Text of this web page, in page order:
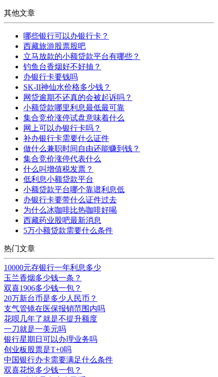
其他文章
哪些银行可以办银行卡？
西藏旅游股票股吧
立马放款的小额贷款平台有哪些？
钓鱼台香烟好不好抽？
办银行卡要钱吗
SK-II神仙水价格多少钱？
网贷逾期不还真的会被起诉吗？
小额贷款哪里利息最低最可靠
集合竞价涨停试盘意味着什么
网上可以办银行卡吗？
补办银行卡需要什么证件
做什么兼职时间自由还能赚到钱？
集合竞价涨停代表什么
什么叫增值税发票？
低利息小额贷款平台
小额贷款平台哪个靠谱利息低
办银行卡要带什么证件过去
为什么冰咖啡比热咖啡好喝
西藏药业股吧最新消息
5万小额贷款需要什么条件
热门文章
10000元存银行一年利息多少
玉兰香烟多少钱一条？
双喜1906多少钱一包？
20万新台币是多少人民币？
支气管镜在医保报销范围内吗
花呗几年了就是不提升额度
一刀就是一美元吗
银行星期日可以办理业务吗
创业板股票是T+0吗
中国银行办卡需要满足什么条件
双喜花悦多少钱一包？